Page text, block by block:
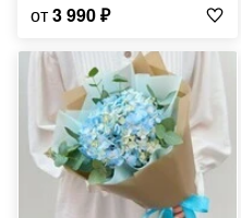
от3 990₽